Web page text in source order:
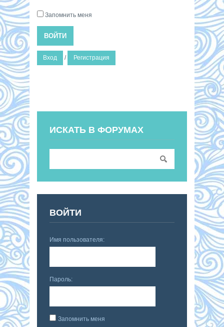
Запомнить меня
ВОЙТИ
Вход / Регистрация
ИСКАТЬ В ФОРУМАХ
ВОЙТИ
Имя пользователя:
Пароль:
Запомнить меня